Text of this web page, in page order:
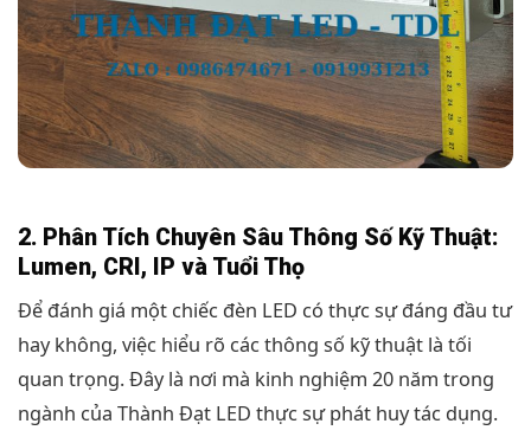
2. Phân Tích Chuyên Sâu Thông Số Kỹ Thuật:
Lumen, CRI, IP và Tuổi Thọ
Để đánh giá một chiếc đèn LED có thực sự đáng đầu tư
hay không, việc hiểu rõ các thông số kỹ thuật là tối
quan trọng. Đây là nơi mà kinh nghiệm 20 năm trong
ngành của Thành Đạt LED thực sự phát huy tác dụng.